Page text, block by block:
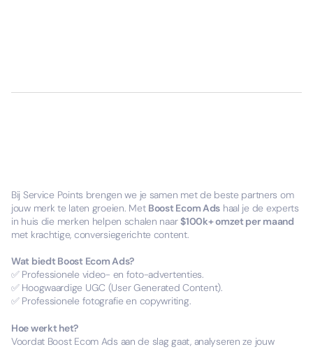
Bij Service Points brengen we je samen met de beste partners om
jouw merk te laten groeien. Met Boost Ecom Ads haal je de experts
in huis die merken helpen schalen naar$100k+ omzet per maand
met krachtige, conversiegerichte content.
Wat biedt Boost Ecom Ads?
✅ Professionele video- en foto-advertenties.
✅ Hoogwaardige UGC (User Generated Content).
✅ Professionele fotografie en copywriting.
Hoe werkt het?
Voordat Boost Ecom Ads aan de slag gaat, analyseren ze jouw